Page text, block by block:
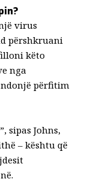
virus
përshkruani
këto
nga
përfitim
sipas Johns,
– kështu që